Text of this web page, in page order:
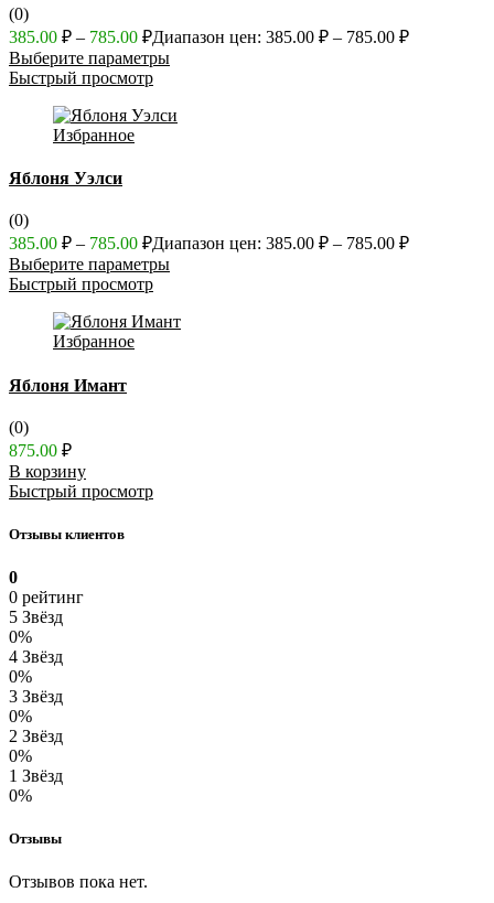
(0)
385.00 ₽ – 785.00 ₽Диапазон цен: 385.00 ₽ – 785.00 ₽
Выберите параметры
Быстрый просмотр
Избранное
Яблоня Уэлси
(0)
385.00 ₽ – 785.00 ₽Диапазон цен: 385.00 ₽ – 785.00 ₽
Выберите параметры
Быстрый просмотр
Избранное
Яблоня Имант
(0)
875.00 ₽
В корзину
Быстрый просмотр
Отзывы клиентов
0
0 рейтинг
5 Звёзд
0%
4 Звёзд
0%
3 Звёзд
0%
2 Звёзд
0%
1 Звёзд
0%
Отзывы
Отзывов пока нет.